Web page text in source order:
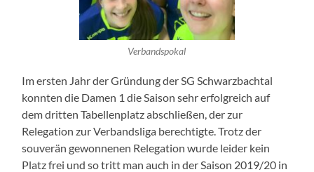
Verbandspokal
Im ersten Jahr der Gründung der SG Schwarzbachtal
konnten die Damen 1 die Saison sehr erfolgreich auf
dem dritten Tabellenplatz abschließen, der zur
Relegation zur Verbandsliga berechtigte. Trotz der
souverän gewonnenen Relegation wurde leider kein
Platz frei und so tritt man auch in der Saison 2019/20 in